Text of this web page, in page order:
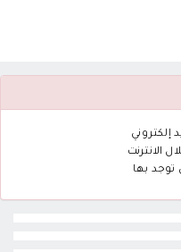
إلكتروني
الانترنت
توجد بها